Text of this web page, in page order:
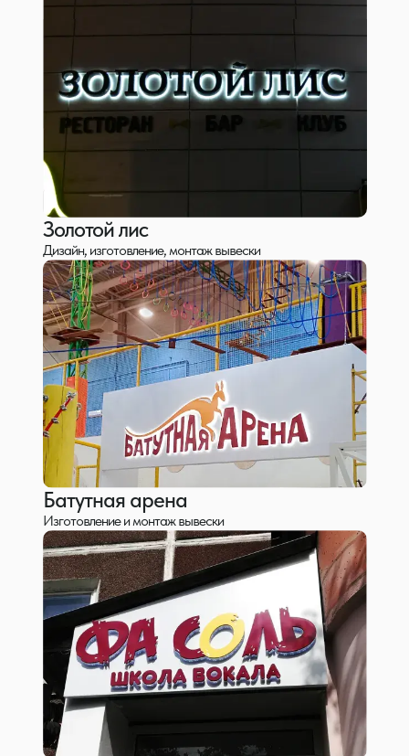
Золотой лис
Дизайн, изготовление, монтаж вывески
Батутная арена
Изготовление и монтаж вывески